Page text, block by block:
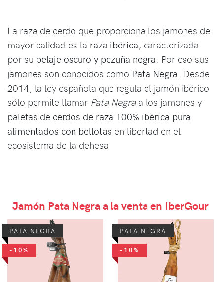
La raza de cerdo que proporciona los jamones de
mayor calidad es la raza ibérica, caracterizada
por su pelaje oscuro y pezuña negra. Por eso sus
jamones son conocidos como Pata Negra. Desde
2014, la ley española que regula el jamón ibérico
sólo permite llamar Pata Negraa los jamones y
paletas de cerdos de raza 100% ibérica pura
alimentados con bellotas en libertad en el
ecosistema de la dehesa.
Jamón Pata Negra a la venta en IberGour
PATA NEGRA
-10%
PATA NEGRA
-10%